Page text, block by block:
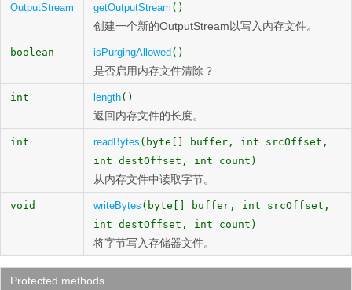
OutputStream getOutputStream ()
创建一个新的OutputStream以写入内存文件。
boolean isPurgingAllowed ()
是否启用内存文件清除？
int length()
返回内存文件的长度。
int readBytes (byte[] buffer, int srcOffset,
int destOffset, int count)
从内存文件中读取字节。
void writeBytes (byte[] buffer, int srcOffset,
int destOffset, int count)
将字节写入存储器文件。
Protected methods